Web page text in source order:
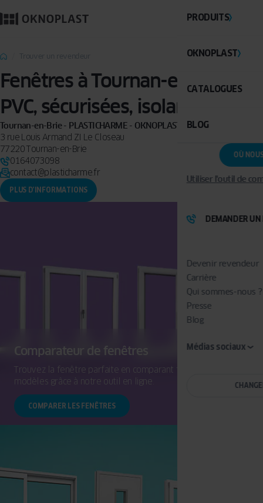
PRODUITS
OKNOPLAST
CATALOGUES
BLOG
OÙ
Utiliser l'outil de
DEMANDER UN
Devenir revendeur
Carrière
Qui sommes-nous ?
Presse
Blog
Médias sociaux
Fenêtres à Tournan-en-Brie :
PVC, sécurisées, isolantes
Tournan-en-Brie - PLASTICHARME - OKNOPLAST Premium
3 rue Louis Armand ZI Le Closeau
77220 Tournan-en-Brie
0164073098
contact@plasticharme.fr
PLUS D'INFORMATIONS
Comparateur de fenêtres
Trouvez la fenêtre parfaite en comparant facilement les
modèles grâce à notre outil en ligne.
COMPARER LES FENÊTRES